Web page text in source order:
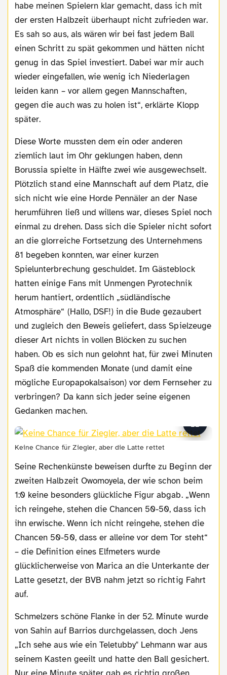
habe meinen Spielern klar gemacht, dass ich mit
der ersten Halbzeit überhaupt nicht zufrieden war.
Es sah so aus, als wären wir bei fast jedem Ball
einen Schritt zu spät gekommen und hätten nicht
genug in das Spiel investiert. Dabei war mir auch
wieder eingefallen, wie wenig ich Niederlagen
leiden kann – vor allem gegen Mannschaften,
gegen die auch was zu holen ist“, erklärte Klopp
später.
Diese Worte mussten dem ein oder anderen
ziemlich laut im Ohr geklungen haben, denn
Borussia spielte in Hälfte zwei wie ausgewechselt.
Plötzlich stand eine Mannschaft auf dem Platz, die
sich nicht wie eine Horde Pennäler an der Nase
herumführen ließ und willens war, dieses Spiel noch
einmal zu drehen. Dass sich die Spieler nicht sofort
an die glorreiche Fortsetzung des Unternehmens
81 begeben konnten, war einer kurzen
Spielunterbrechung geschuldet. Im Gästeblock
hatten einige Fans mit Unmengen Pyrotechnik
herum hantiert, ordentlich „südländische
Atmosphäre“ (Hallo, DSF!) in die Bude gezaubert
und zugleich den Beweis geliefert, dass Spielzeuge
dieser Art nichts in vollen Blöcken zu suchen
haben. Ob es sich nun gelohnt hat, für zwei Minuten
Spaß die kommenden Monate (und damit eine
mögliche Europapokalsaison) vor dem Fernseher zu
verbringen? Da kann sich jeder seine eigenen
Gedanken machen.
Keine Chance für Ziegler, aber die Latte rettet
Seine Rechenkünste beweisen durfte zu Beginn der
zweiten Halbzeit Owomoyela, der wie schon beim
1:0 keine besonders glückliche Figur abgab. „Wenn
ich reingehe, stehen die Chancen 50-50, dass ich
ihn erwische. Wenn ich nicht reingehe, stehen die
Chancen 50-50, dass er alleine vor dem Tor steht“
– die Definition eines Elfmeters wurde
glücklicherweise von Marica an die Unterkante der
Latte gesetzt, der BVB nahm jetzt so richtig Fahrt
auf.
Schmelzers schöne Flanke in der 52. Minute wurde
von Sahin auf Barrios durchgelassen, doch Jens
„Ich sehe aus wie ein Teletubby" Lehmann war aus
seinem Kasten geeilt und hatte den Ball gesichert.